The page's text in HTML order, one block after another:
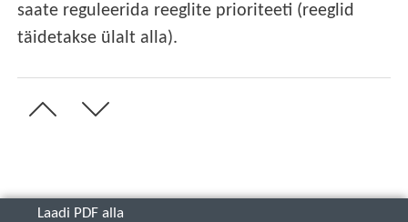
saate reguleerida reeglite prioriteeti (reeglid
täidetakse ülalt alla).
Laadi PDF alla